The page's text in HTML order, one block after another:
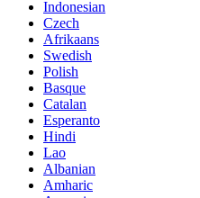
Indonesian
Czech
Afrikaans
Swedish
Polish
Basque
Catalan
Esperanto
Hindi
Lao
Albanian
Amharic